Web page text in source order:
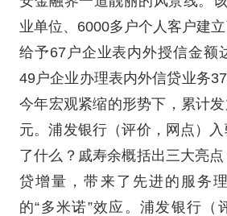
业单位、6000多户个人客户建立
给予67户企业表内外授信金额
49户企业办理表内外信贷业务
今年宏观紧缩的形势下，累计
元。浦发银行（评价，网点）
了什么？戚寿余概括出三大亮
贷增量，带来了先进的服务
的“多米诺”效应。浦发银行（